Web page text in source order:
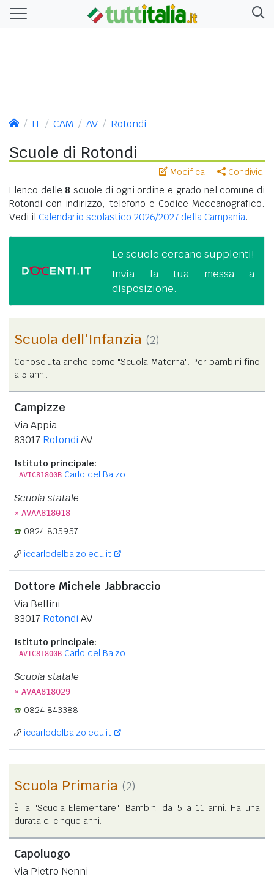
IT CAM AV Rotondi
Scuole di Rotondi
Modifica Condividi
Elenco delle 8 scuole di ogni ordine e grado nel comune di
Rotondi con indirizzo, telefono e Codice Meccanografico.
Vedi il Calendario scolastico 2026/2027 della Campania.
Le scuole cercano supplenti!
Invia la tua messa a
disposizione.
Scuola dell'Infanzia (2)
Conosciuta anche come "Scuola Materna". Per bambini fino
a 5 anni.
Campizze
Via Appia
83017 Rotondi AV
Istituto principale:
AVIC81800B Carlo del Balzo
Scuola statale
» AVAA818018
0824 835957
iccarlodelbalzo.edu.it
Dottore Michele Jabbraccio
Via Bellini
83017 Rotondi AV
Istituto principale:
AVIC81800B Carlo del Balzo
Scuola statale
» AVAA818029
0824 843388
iccarlodelbalzo.edu.it
Scuola Primaria (2)
È la "Scuola Elementare". Bambini da 5 a 11 anni. Ha una
durata di cinque anni.
Capoluogo
Via Pietro Nenni